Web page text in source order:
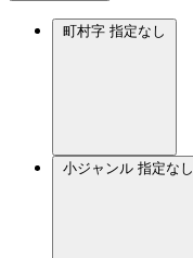
町村字 指定なし
小ジャンル 指定なし